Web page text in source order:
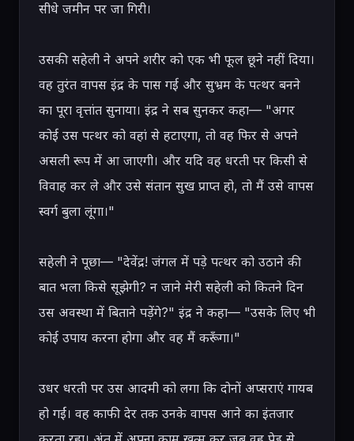
सीधे जमीन पर जा गिरी।
उसकी सहेली ने अपने शरीर को एक भी फूल छूने नहीं दिया।
वह तुरंत वापस इंद्र के पास गई और सुभ्रम के पत्थर बनने
का पूरा वृत्तांत सुनाया। इंद्र ने सब सुनकर कहा— "अगर
कोई उस पत्थर को वहां से हटाएगा, तो वह फिर से अपने
असली रूप में आ जाएगी। और यदि वह धरती पर किसी से
विवाह कर ले और उसे संतान सुख प्राप्त हो, तो मैं उसे वापस
स्वर्ग बुला लूंगा।"
सहेली ने पूछा— "देवेंद्र! जंगल में पड़े पत्थर को उठाने की
बात भला किसे सूझेगी? न जाने मेरी सहेली को कितने दिन
उस अवस्था में बिताने पड़ेंगे?" इंद्र ने कहा— "उसके लिए भी
कोई उपाय करना होगा और वह मैं करूँगा।"
उधर धरती पर उस आदमी को लगा कि दोनों अप्सराएं गायब
हो गईं। वह काफी देर तक उनके वापस आने का इंतजार